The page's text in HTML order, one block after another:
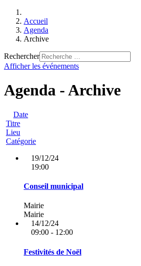
Accueil
Agenda
Archive
Rechercher
Afficher les événements
Agenda - Archive
Date
Titre
Lieu
Catégorie
19/12/24
19:00
Conseil municipal
Mairie
Mairie
14/12/24
09:00 - 12:00
Festivités de Noël